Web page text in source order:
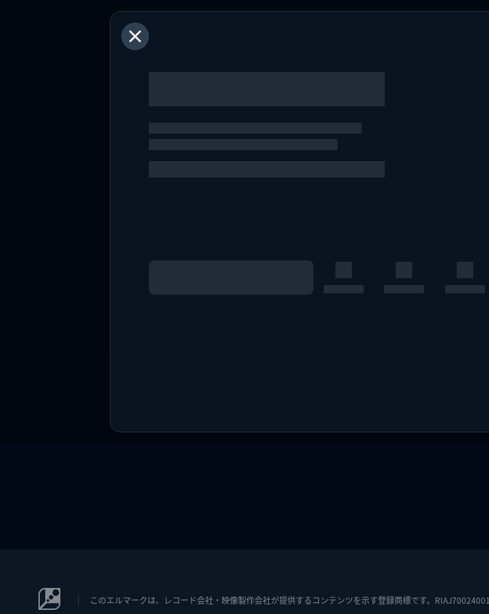
このエルマークは、レコード会社・映像製作会社が提供するコンテンツを示す登録商標です。RIAJ70024001